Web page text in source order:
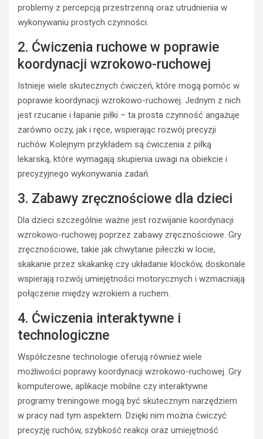
problemy z percepcją przestrzenną oraz utrudnienia w
wykonywaniu prostych czynności.
2. Ćwiczenia ruchowe w poprawie
koordynacji wzrokowo-ruchowej
Istnieje wiele skutecznych ćwiczeń, które mogą pomóc w
poprawie koordynacji wzrokowo-ruchowej. Jednym z nich
jest rzucanie i łapanie piłki – ta prosta czynność angażuje
zarówno oczy, jak i ręce, wspierając rozwój precyzji
ruchów. Kolejnym przykładem są ćwiczenia z piłką
lekarską, które wymagają skupienia uwagi na obiekcie i
precyzyjnego wykonywania zadań.
3. Zabawy zręcznościowe dla dzieci
Dla dzieci szczególnie ważne jest rozwijanie koordynacji
wzrokowo-ruchowej poprzez zabawy zręcznościowe. Gry
zręcznościowe, takie jak chwytanie piłeczki w locie,
skakanie przez skakankę czy układanie klocków, doskonale
wspierają rozwój umiejętności motorycznych i wzmacniają
połączenie między wzrokiem a ruchem.
4. Ćwiczenia interaktywne i
technologiczne
Współczesne technologie oferują również wiele
możliwości poprawy koordynacji wzrokowo-ruchowej. Gry
komputerowe, aplikacje mobilne czy interaktywne
programy treningowe mogą być skutecznym narzędziem
w pracy nad tym aspektem. Dzięki nim można ćwiczyć
precyzję ruchów, szybkość reakcji oraz umiejętność